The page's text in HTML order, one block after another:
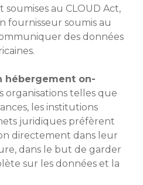
au CLOUD Act,
fournisseur soumis au
des données
hébergement on-
organisations telles que
les institutions
juridiques préfèrent
directement dans leur
dans le but de garder
sur les données et la